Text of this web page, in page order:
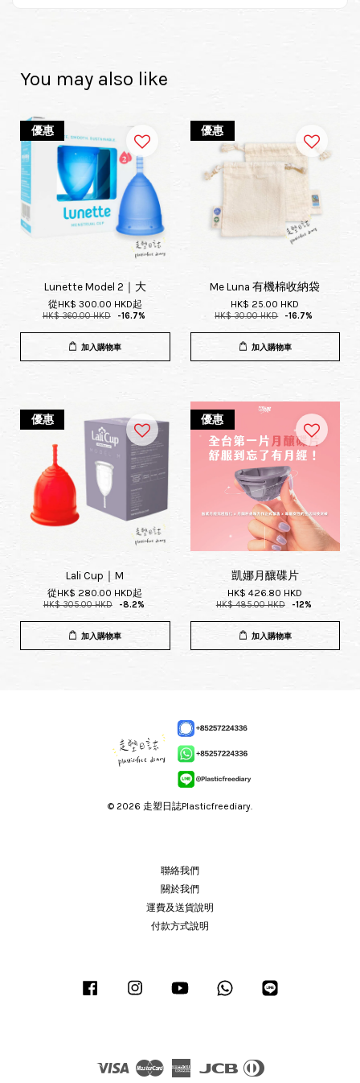
You may also like
優惠
Lunette Model 2｜大
從HK$ 300.00 HKD起
HK$ 360.00 HKD -16.7%
加入購物車
優惠
Me Luna 有機棉收納袋
HK$ 25.00 HKD
HK$ 30.00 HKD -16.7%
加入購物車
優惠
Lali Cup｜M
從HK$ 280.00 HKD起
HK$ 305.00 HKD -8.2%
加入購物車
優惠
凱娜月釀碟片
HK$ 426.80 HKD
HK$ 485.00 HKD -12%
加入購物車
© 2026 走塑日誌Plasticfreediary.
聯絡我們
關於我們
運費及送貨說明
付款方式說明
Facebook Instagram YouTube Whatsapp
Visa Master
American
JCB
Diners